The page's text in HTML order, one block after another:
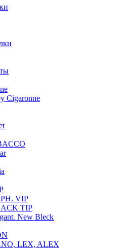
Cigaronne
VIP
TIP
New Bleck
LEX, ALEX